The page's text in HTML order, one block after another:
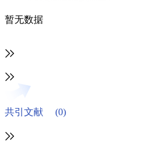
暂无数据
共引文献
(0)